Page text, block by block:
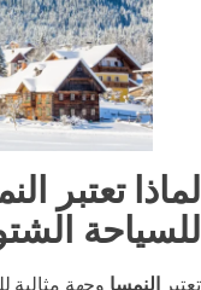
لماذا تعتبر
للسياحة
تعتبر النمسا وجهة مثالية